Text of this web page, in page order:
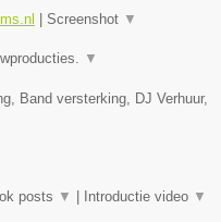
Screenshot ▼
▼
Band versterking, DJ Verhuur,
posts ▼ Introductie video ▼